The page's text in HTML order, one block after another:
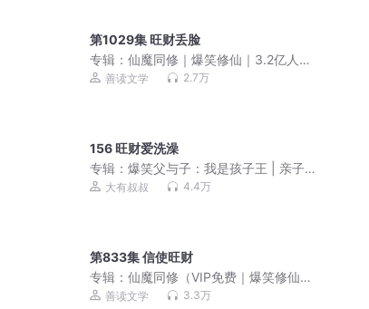
第1029集 旺财丢脸
专辑：仙魔同修｜爆笑修仙｜3.2亿人气
｜热血｜七弦
善读文学 2.7万
156 旺财爱洗澡
专辑：爆笑父与子：我是孩子王 | 亲子
笑话 | 睡前故事
大有叔叔 4.4万
第833集 信使旺财
专辑：仙魔同修（VIP免费｜爆笑修仙｜
周琢岩&七弦）
善读文学 3.3万